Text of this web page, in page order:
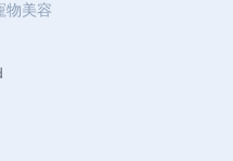
物美容